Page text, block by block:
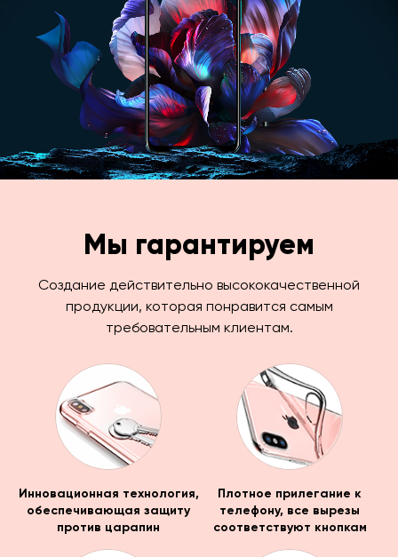
Мы гарантируем
Создание действительно высококачественной
продукции, которая понравится самым
требовательным клиентам.
Инновационная технология,
обеспечивающая защиту
против царапин
Плотное прилегание к
телефону, все вырезы
соответствуют кнопкам